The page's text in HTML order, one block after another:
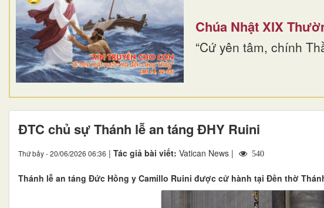
Chúa Nhật XIX
“Cứ yên tâm, chính
ĐTC chủ sự Thánh lễ an táng ĐHY Ruini
Thứ bảy - 20/06/2026 06:36 | Tác giả bài viết: Vatican News | 540
Thánh lễ an táng Đức Hồng y Camillo Ruini được cử hành tại Đền thờ